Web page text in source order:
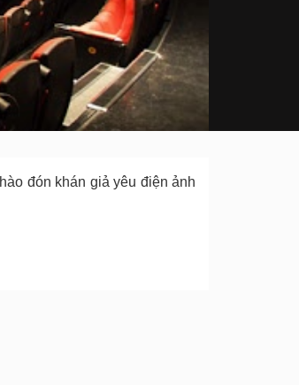
đón khán giả yêu điện ảnh